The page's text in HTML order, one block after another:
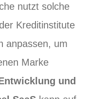
nutzt solche
Kreditinstitute
anpassen, um
Marke
und